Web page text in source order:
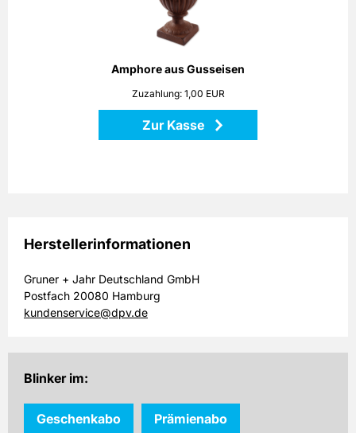
Amphore aus Gusseisen
Zuzahlung: 1,00 EUR
Zur Kasse
Amphore sowohl Pflanzen als auch Dekorationen stilvoll in
Material: Gusseisen
Herstellerinformationen
Gruner + Jahr Deutschland GmbH
Postfach 20080 Hamburg
kundenservice@dpv.de
Blinker im:
Geschenkabo Prämienabo